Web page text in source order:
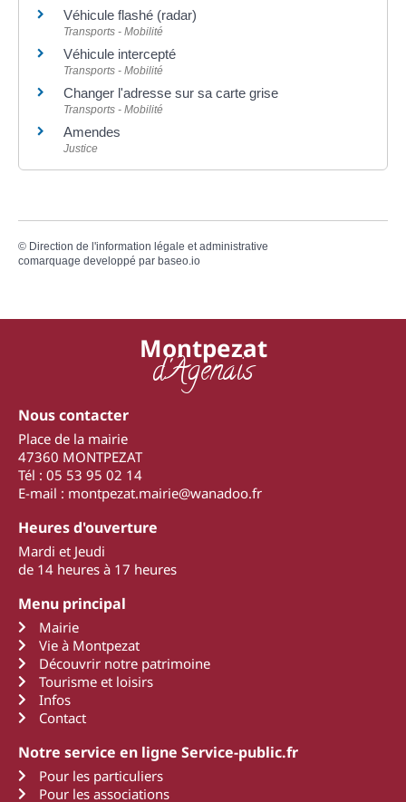
Véhicule flashé (radar)
Transports - Mobilité
Véhicule intercepté
Transports - Mobilité
Changer l'adresse sur sa carte grise
Transports - Mobilité
Amendes
Justice
© Direction de l'information légale et administrative
comarquage developpé par baseo.io
Montpezat
d'Agenais
Nous contacter
Place de la mairie
47360 MONTPEZAT
Tél : 05 53 95 02 14
E-mail : montpezat.mairie@wanadoo.fr
Heures d'ouverture
Mardi et Jeudi
de 14 heures à 17 heures
Menu principal
Mairie
Vie à Montpezat
Découvrir notre patrimoine
Tourisme et loisirs
Infos
Contact
Notre service en ligne Service-public.fr
Pour les particuliers
Pour les associations